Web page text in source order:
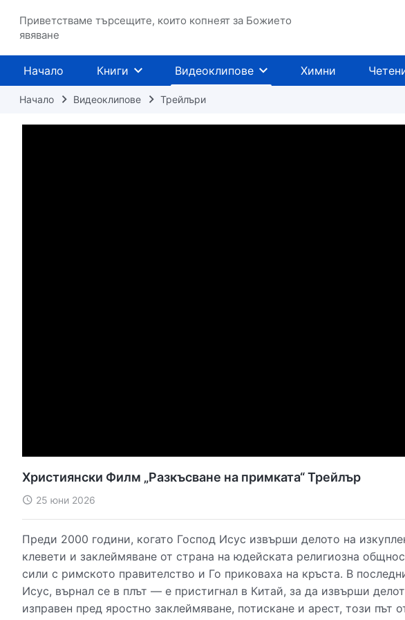
Приветстваме търсещите, които копнеят за Божието
явяване
Начало Книги Видеоклипове Химни
Начало Видеоклипове Трейлъри
Християнски Филм „Разкъсване на примката“ Трейлър
25 юни 2026
Преди 2000 години, когато Господ Исус извърши делото на
клевети и заклеймяване от страна на юдейската религиозна
сили с римското правителство и Го приковаха на кръста. В
Исус, върнал се в плът — е пристигнал в Китай, за да извърши
изправен пред яростно заклеймяване, потискане и арест, този път